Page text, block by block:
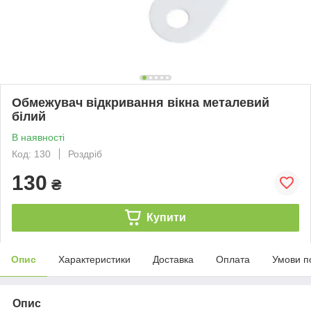
Обмежувач відкривання вікна металевий
білий
В наявності
Код: 130
Роздріб
130 ₴
Купити
Опис Характеристики Доставка Оплата Умови
Опис